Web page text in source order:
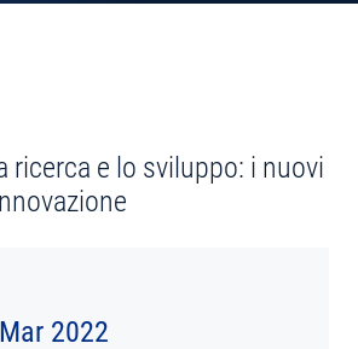
ricerca e lo sviluppo: i nuovi
2022